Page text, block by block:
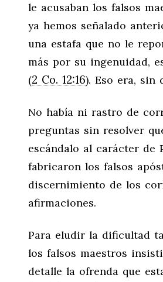
le acusaban los falsos
ya hemos señalado
una estafa que no le
más por su ingenuidad,
(2 Co. 12:16). Eso era, sin
No había ni rastro de
preguntas sin resolver
escándalo al carácter de
fabricaron los falsos
discernimiento de los
afirmaciones.
Para eludir la dificultad
los falsos maestros
detalle la ofrenda que